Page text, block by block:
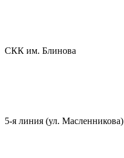
СКК им. Блинова
5-я линия (ул. Масленникова)